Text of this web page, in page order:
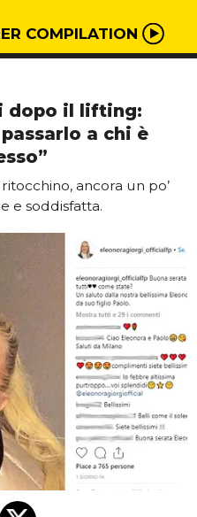
COMPILATION
dopo il lifting:
passarlo a chi è
ancora un po’
e soddisfatta.